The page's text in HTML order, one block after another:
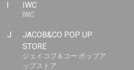
I IWC
IWC
J
JACOB&CO POP UP
STORE
ジェイコブ＆コー ポップア
ップストア